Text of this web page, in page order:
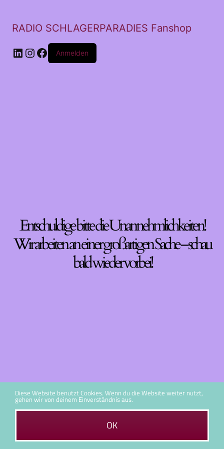
RADIO SCHLAGERPARADIES Fanshop
LinkedIn
Instagram
Facebook
Anmelden
Entschuldige bitte die Unannehmlichkeiten!
Wir arbeiten an einer großartigen Sache – schau
bald wieder vorbei!
Diese Website benutzt Cookies. Wenn du die Website weiter nutzt,
gehen wir von deinem Einverständnis aus.
OK